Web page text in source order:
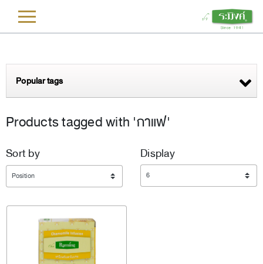
Popular tags
Products tagged with 'กาแฟ'
Sort by
Display
Display